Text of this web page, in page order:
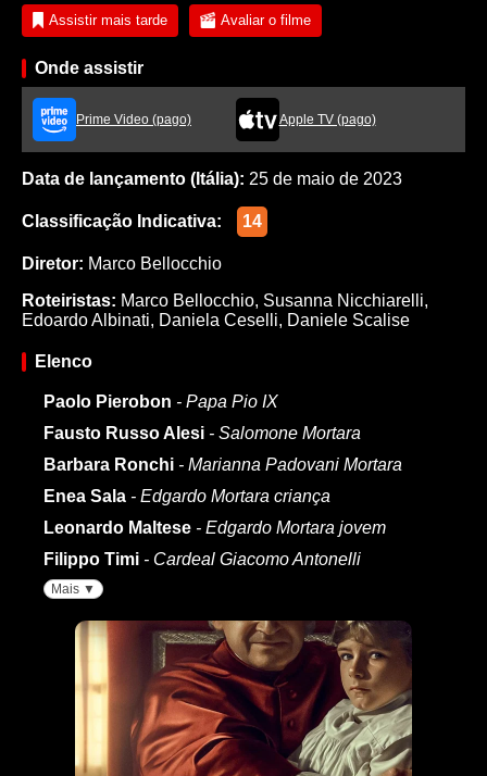
Assistir mais tarde Avaliar o filme
Onde assistir
Prime Video (pago) Apple TV (pago)
Data de lançamento (Itália): 25 de maio de 2023
Classificação Indicativa: 14
Diretor: Marco Bellocchio
Roteiristas: Marco Bellocchio, Susanna Nicchiarelli,
Edoardo Albinati, Daniela Ceselli, Daniele Scalise
Elenco
Paolo Pierobon - Papa Pio IX
Fausto Russo Alesi - Salomone Mortara
Barbara Ronchi - Marianna Padovani Mortara
Enea Sala - Edgardo Mortara criança
Leonardo Maltese - Edgardo Mortara jovem
Filippo Timi - Cardeal Giacomo Antonelli
Mais ▼